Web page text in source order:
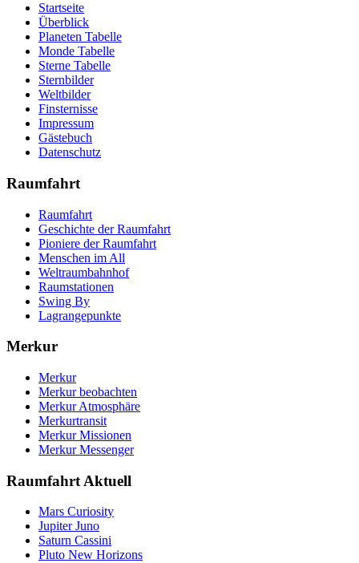
Startseite
Überblick
Planeten Tabelle
Monde Tabelle
Sterne Tabelle
Sternbilder
Weltbilder
Finsternisse
Impressum
Gästebuch
Datenschutz
Raumfahrt
Raumfahrt
Geschichte der Raumfahrt
Pioniere der Raumfahrt
Menschen im All
Weltraumbahnhof
Raumstationen
Swing By
Lagrangepunkte
Merkur
Merkur
Merkur beobachten
Merkur Atmosphäre
Merkurtransit
Merkur Missionen
Merkur Messenger
Raumfahrt Aktuell
Mars Curiosity
Jupiter Juno
Saturn Cassini
Pluto New Horizons